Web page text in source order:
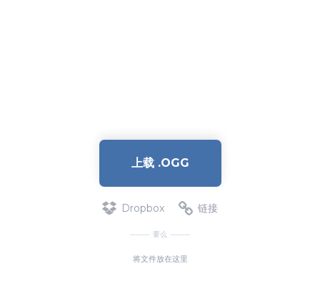
上载 .OGG
Dropbox 链接
要么
将文件放在这里